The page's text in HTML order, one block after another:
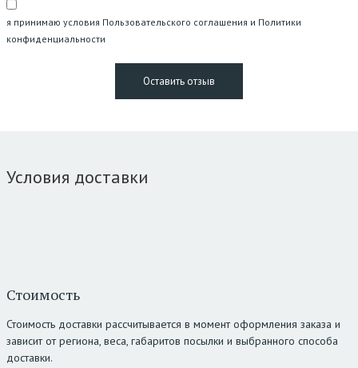
я принимаю условия Пользовательского соглашения и Политики
конфиденциальности
Условия доставки
Стоимость
Стоимость доставки рассчитывается в момент оформления заказа и
зависит от региона, веса, габаритов посылки и выбранного способа
доставки.